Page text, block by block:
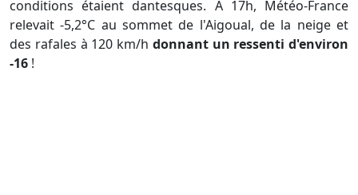
conditions étaient dantesques. A 17h, Météo-France
relevait -5,2°C au sommet de l'Aigoual, de la neige et
des rafales à 120 km/h donnant un ressenti d'environ
-16 !